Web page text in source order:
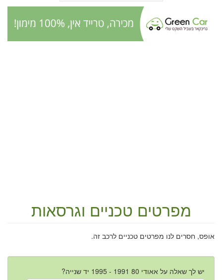
מפרטים טכניים וגרסאות
אופס, חסרים לנו מפרטים טכניים לרכב זה.
יש לך שאלה על אאודי 80 1991 - 1995 יד שנייה?